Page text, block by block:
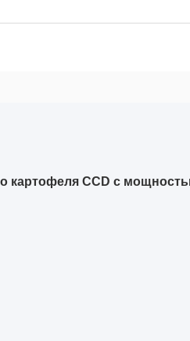
картофеля CCD с